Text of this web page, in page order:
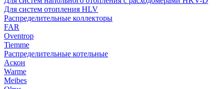
Для систем отопления HLV
Распределительные коллекторы
FAR
Oventrop
Tiemme
Распределительные котельные
Аскон
Warme
Meibes